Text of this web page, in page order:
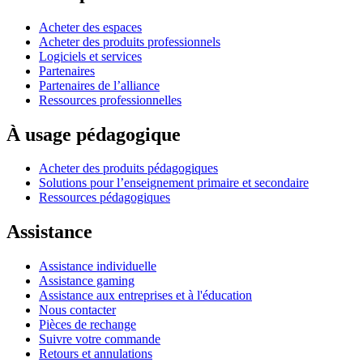
Acheter des espaces
Acheter des produits professionnels
Logiciels et services
Partenaires
Partenaires de l’alliance
Ressources professionnelles
À usage pédagogique
Acheter des produits pédagogiques
Solutions pour l’enseignement primaire et secondaire
Ressources pédagogiques
Assistance
Assistance individuelle
Assistance gaming
Assistance aux entreprises et à l'éducation
Nous contacter
Pièces de rechange
Suivre votre commande
Retours et annulations